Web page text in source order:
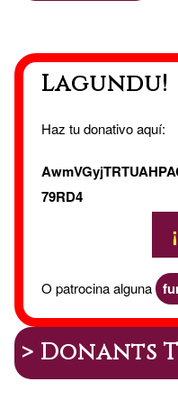
Lagundu!
Haz tu donativo aquí:
79RD4
O patrocina alguna
> Donants